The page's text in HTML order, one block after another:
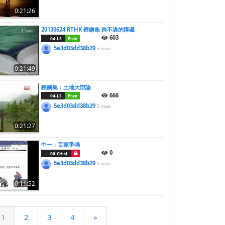
0:21:26
0:21:49
20130624 RTHK 鏗鏘集 跨不過的障礙
04-LS Free
603
5e3d03dd38b295 years
0:21:27
鏗鏘集：土地大辯論
04-LS Free
666
5e3d03dd38b295 years
0:11:52
中一：百家爭鳴
06-CHist
0
5e3d03dd38b295 years
1 2 3 4 »